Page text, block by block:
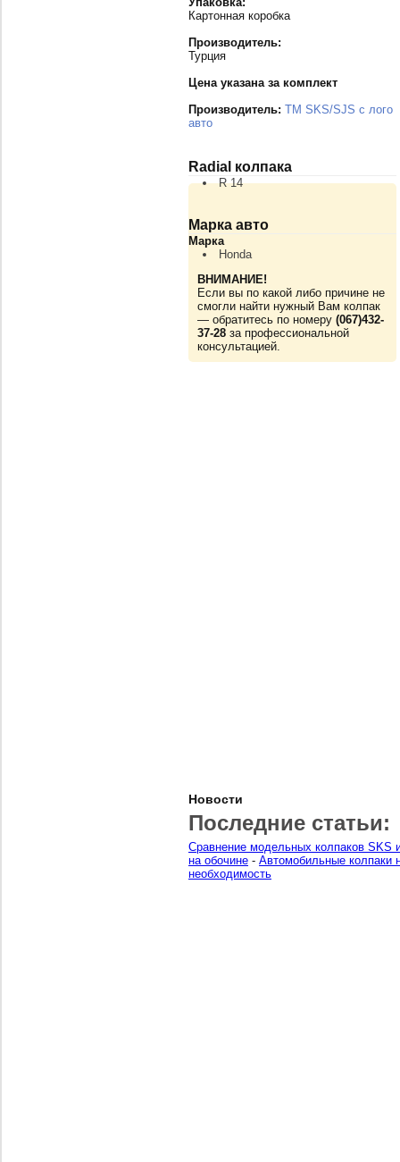
Картонная коробка
Производитель:
Турция
Цена указана за комплект
Производитель: TM SKS/SJS с лого
авто
Radial колпака
R 14
Марка авто
Марка
Honda
ВНИМАНИЕ!
Если вы по какой либо причине не
смогли найти нужный Вам колпак
— обратитесь по номеру (067)432-
37-28 за профессиональной
консультацией.
Новости
Последние статьи:
Сравнение модельных колпаков SKS
на обочине - Автомобильные колпаки
необходимость